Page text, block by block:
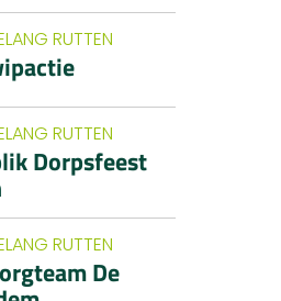
RUTTEN
RUTTEN
Dorpsfeest
RUTTEN
De